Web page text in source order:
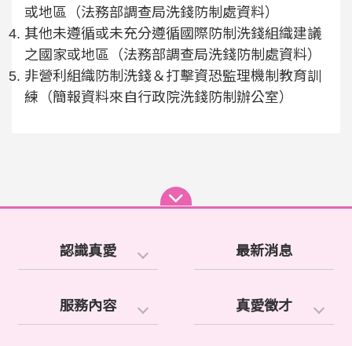
或地區（法務部調查局洗錢防制處資料）
其他未遵循或未充分遵循國際防制洗錢組織建議
之國家或地區（法務部調查局洗錢防制處資料）
非營利組織防制洗錢＆打擊資恐監理機制教育訓
練（簡報資料來自行政院洗錢防制辦公室）
認識真愛 最新消息
服務內容 真愛徵才